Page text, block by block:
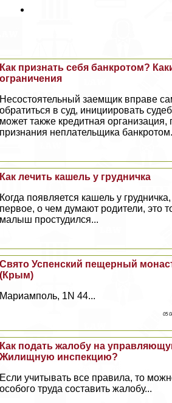
Как признать себя банкротом?
ограничения
Несостоятельный заемщик вправе
обратиться в суд, инициировать
может также кредитная организация,
признания неплательщика
Как лечить кашель у грудничка
Когда появляется кашель у грудничка,
первое, о чем думают родители, это
малыш простудился...
Свято Успенский пещерный
(Крым)
Мариамполь, 1N 44...
05
Как подать жалобу на
Жилищную инспекцию?
Если учитывать все правила, то
особого труда составить жалобу...